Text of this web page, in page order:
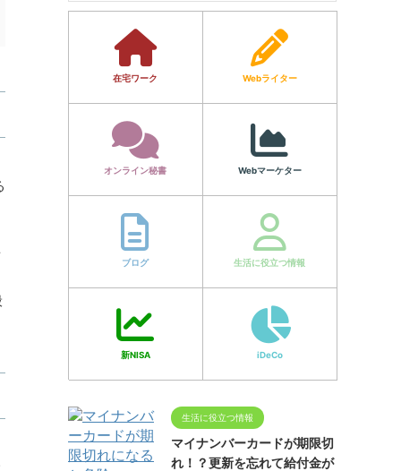
在宅ワーク Webライター
オンライン秘書 Webマーケター
ブログ 生活に役立つ情報
新NISA iDeCo
生活に役立つ情報
マイナンバーカードが期限切
れ！？更新を忘れて給付金が